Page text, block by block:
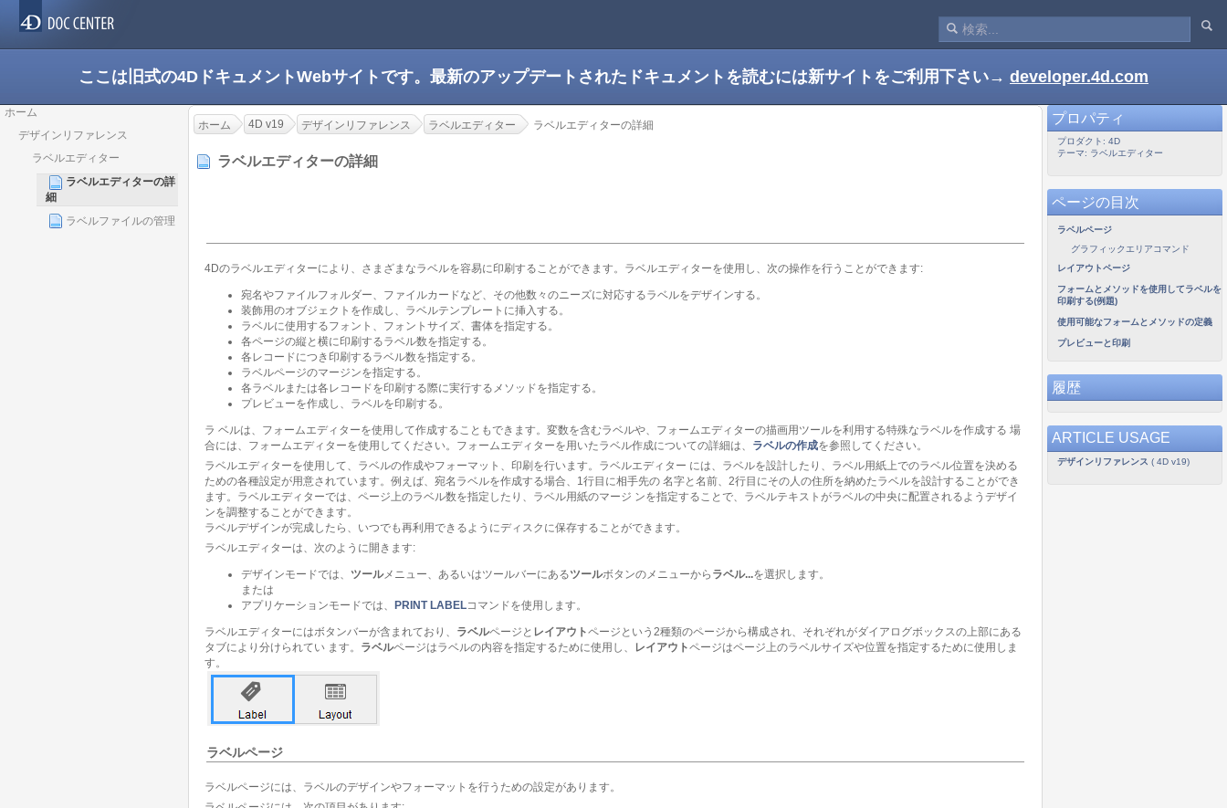
ここは旧式の4DドキュメントWebサイトです。最新のアップデートされたドキュメントを読むには新サイトをご利用下さい→ developer.4d.com
ホーム
デザインリファレンス
ラベルエディター
ラベルエディターの詳
細
ラベルファイルの管理
ホーム 4D v19 デザインリファレンス ラベルエディター ラベルエディターの詳細
ラベルエディターの詳細
4Dのラベルエディターにより、さまざまなラベルを容易に印刷することができます。ラベルエディターを使用し、次の操作を行うことができます:
宛名やファイルフォルダー、ファイルカードなど、その他数々のニーズに対応するラベルをデザインする。
装飾用のオブジェクトを作成し、ラベルテンプレートに挿入する。
ラベルに使用するフォント、フォントサイズ、書体を指定する。
各ページの縦と横に印刷するラベル数を指定する。
各レコードにつき印刷するラベル数を指定する。
ラベルページのマージンを指定する。
各ラベルまたは各レコードを印刷する際に実行するメソッドを指定する。
プレビューを作成し、ラベルを印刷する。
ラ ベルは、フォームエディターを使用して作成することもできます。変数を含むラベルや、フォームエディターの描画用ツールを利用する特殊なラベルを作成する 場
合には、フォームエディターを使用してください。フォームエディターを用いたラベル作成についての詳細は、 ラベルの作成を参照してください。
ラベルエディターを使用して、ラベルの作成やフォーマット、印刷を行います。ラベルエディター には、ラベルを設計したり、ラベル用紙上でのラベル位置を決める
ための各種設定が用意されています。例えば、宛名ラベルを作成する場合、1行目に相手先の 名字と名前、2行目にその人の住所を納めたラベルを設計することができ
ます。ラベルエディターでは、ページ上のラベル数を指定したり、ラベル用紙のマージ ンを指定することで、ラベルテキストがラベルの中央に配置されるようデザイ
ンを調整することができます。
ラベルデザインが完成したら、いつでも再利用できるようにディスクに保存することができます。
ラベルエディターは、次のように開きます:
デザインモードでは、 ツールメニュー、あるいはツールバーにあるツールボタンのメニューから ラベル...を選択します。
または
アプリケーションモードでは、
PRINT LABELコマンドを使用します。
ラベルエディターにはボタンバーが含まれており、 ラベルページと レイアウトページという2種類のページから構成され、それぞれがダイアログボックスの上部にある
タブにより分けられてい ます。 ラベルページはラベルの内容を指定するために使用し、 レイアウトページはページ上のラベルサイズや位置を指定するために使用しま
す。
ラベルページ
ラベルページには、ラベルのデザインやフォーマットを行うための設定があります。
プロパティ
プロダクト: 4D
テーマ: ラベルエディター
ページの目次
ラベルページ
グラフィックエリアコマンド
レイアウトページ
フォームとメソッドを使用してラベルを
印刷する(例題)
使用可能なフォームとメソッドの定義
プレビューと印刷
履歴
ARTICLE USAGE
デザインリファレンス ( 4D v19)